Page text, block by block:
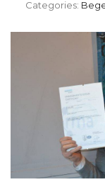
Categories: